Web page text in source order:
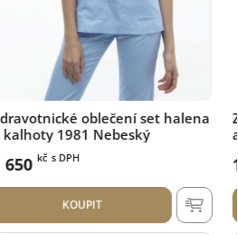
Zdravotnické oblečení set halena
a kalhoty 1889 Bílý
1 700 kč s DPH
KOUPIT